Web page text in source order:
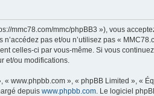
mmc78.com/mmc/phpBB3 »), vous
pas et/ou n’utilisez pas «
celles-ci par vous-même. Si vous
et/ou modifications.
www.phpbb.com », « phpBB Limited », «
depuis www.phpbb.com. Le logiciel